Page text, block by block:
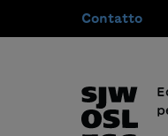
Passa alla
Contatto